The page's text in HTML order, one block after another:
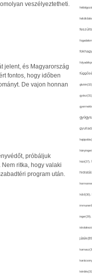
veszélyeztetheti.
jelent, és Magyarország
fontos, hogy időben
De vajon honnan
próbáljuk
ritka, hogy valaki
program után.
glutén(32),
gyász(31),
házi(27),
hűtő(30),
inger(29),